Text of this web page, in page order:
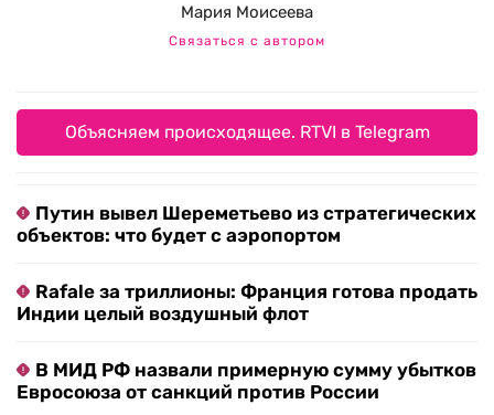
Мария Моисеева
Связаться с автором
Объясняем происходящее. RTVI в Telegram
Путин вывел Шереметьево из стратегических
объектов: что будет с аэропортом
Rafale за триллионы: Франция готова продать
Индии целый воздушный флот
В МИД РФ назвали примерную сумму убытков
Евросоюза от санкций против России